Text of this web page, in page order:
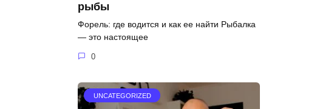
рыбы
Форель: где водится и как ее найти Рыбалка
— это настоящее
0
UNCATEGORIZED